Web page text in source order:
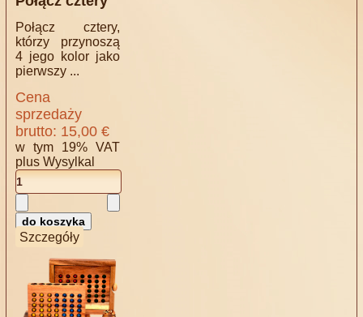
Połącz cztery,
którzy przynoszą
4 jego kolor jako
pierwszy ...
Cena
sprzedaży
brutto: 15,00 €
w tym 19% VAT
plusWysylkal
Szczegóły